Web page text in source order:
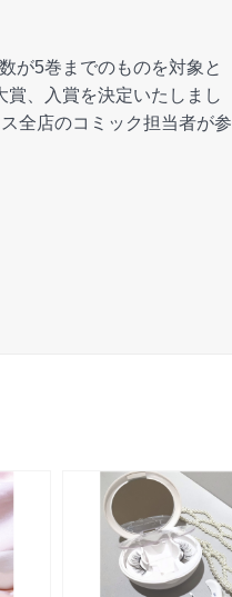
が5巻までのものを対象と
賞、入賞を決定いたしまし
全店のコミック担当者が参